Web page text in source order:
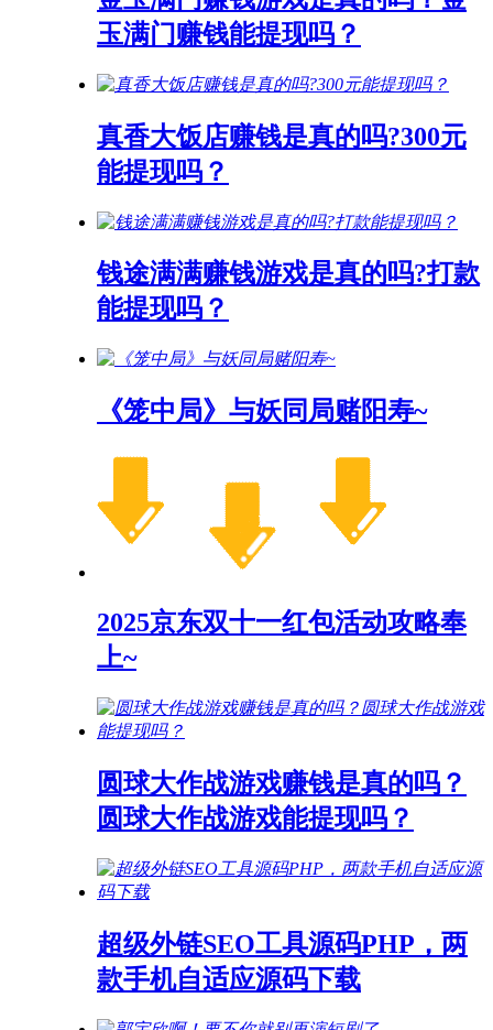
玉满门赚钱能提现吗？
真香大饭店赚钱是真的吗?300元
能提现吗？
钱途满满赚钱游戏是真的吗?打款
能提现吗？
《笼中局》与妖同局赌阳寿~
2025京东双十一红包活动攻略奉
上~
圆球大作战游戏赚钱是真的吗？
圆球大作战游戏能提现吗？
超级外链SEO工具源码PHP，两
款手机自适应源码下载